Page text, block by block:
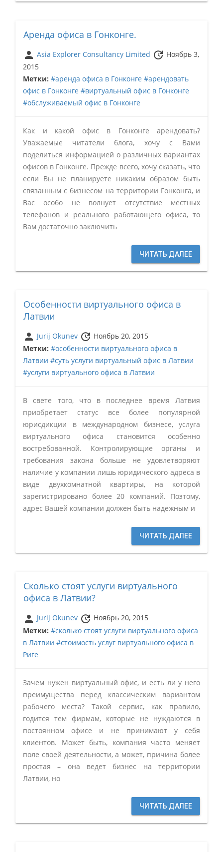
Аренда офиса в Гонконге.
person Asia Explorer Consultancy Limited update Ноябрь 3,
2015
Метки: #аренда офиса в Гонконге #арендовать
офис в Гонконге #виртуальный офис в Гонконге
#обслуживаемый офис в Гонконге
Как и какой офис в Гонконге арендовать?
Уважаемые читатели блога, хочу с Вами
поделиться информацией о различных вариантах
офисов в Гонконге. Прежде всего, хочу сказать, что
если Вы не планируете никаким образом быть
связанным с бизнесом на территории Гонконга, и
Вас особо не волнует отсутствие местных
телефонов и реального работающего офиса, то
Вам достаточно заключить
ЧИТАТЬ ДАЛЕЕ
Особенности виртуального офиса в
Латвии
person Jurij Okunev update Ноябрь 20, 2015
Метки: #особенности виртуального офиса в
Латвии #суть услуги виртуальный офис в Латвии
#услуги виртуального офиса в Латвии
В свете того, что в последнее время Латвия
приобретает статус все более популярной
юрисдикции в международном бизнесе, услуга
виртуального офиса становится особенно
востребованной. Контролирующие органы и
требования закона больше не удовлетворяют
наличие у компании лишь юридического адреса в
виде двухкомнатной квартиры, на которой
зарегистрировано более 20 компаний. Поэтому,
адрес Вашей компании должен быть надежным и
ЧИТАТЬ ДАЛЕЕ
Сколько стоят услуги виртуального
офиса в Латвии?
person Jurij Okunev update Ноябрь 20, 2015
Метки: #сколько стоят услуги виртуального офиса
в Латвии #стоимость услуг виртуального офиса в
Риге
Зачем нужен виртуальный офис, и есть ли у него
преимущества перед классическим вариантом
рабочего места? Такой сервис, как правило,
годится тем фирмам, которые не нуждаются в
постоянном офисе и не принимают у себя
клиентов. Может быть, компания часто меняет
поле своей деятельности, а может, причина более
простая – она ведет бизнес на территории
Латвии, но
ЧИТАТЬ ДАЛЕЕ